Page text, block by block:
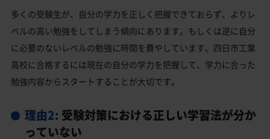
多くの受験生が、自分の学力を正しく把握できておらず、よりレ
ベルの高い勉強をしてしまう傾向にあります。もしくは逆に自分
に必要のないレベルの勉強に時間を費やしています。四日市工業
高校に合格するには現在の自分の学力を把握して、学力に合った
勉強内容からスタートすることが大切です。
理由2: 受験対策における正しい学習法が分か
っていない